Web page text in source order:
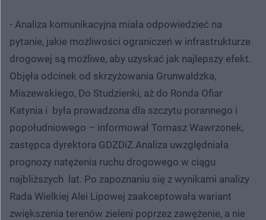
- Analiza komunikacyjna miała odpowiedzieć na
pytanie, jakie możliwości ograniczeń w infrastrukturze
drogowej są możliwe, aby uzyskać jak najlepszy efekt.
Objęła odcinek od skrzyżowania Grunwaldzka,
Miszewskiego, Do Studzienki, aż do Ronda Ofiar
Katynia i była prowadzona dla szczytu porannego i
popołudniowego – informował Tomasz Wawrzonek,
zastępca dyrektora GDZDiZ.Analiza uwzględniała
prognozy natężenia ruchu drogowego w ciągu
najbliższych lat. Po zapoznaniu się z wynikami analizy
Rada Wielkiej Alei Lipowej zaakceptowała wariant
zwiększenia terenów zieleni poprzez zawężenie, a nie